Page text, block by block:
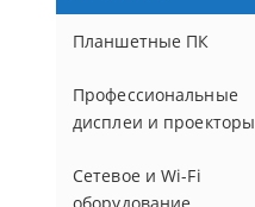
Планшетные ПК
Профессиональные
дисплеи и проекторы
Сетевое и Wi-Fi